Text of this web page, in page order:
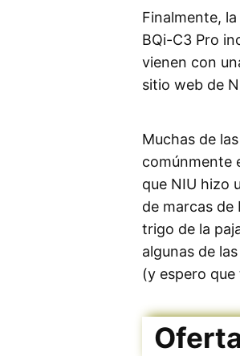
Finalmente,
BQi-C3 Pro
vienen con
sitio web de
Muchas de
comúnmente
que NIU hizo
de marcas de
trigo de la
algunas de
(y espero